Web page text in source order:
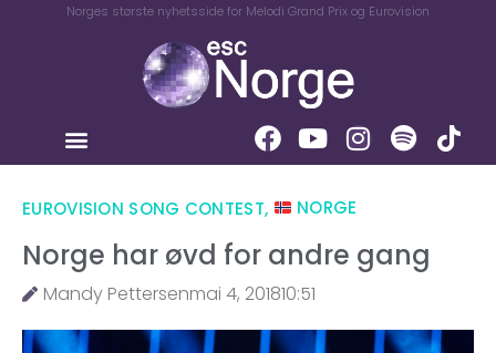
Norges største nyhetsside for Melodi Grand Prix og Eurovision
EUROVISION SONG CONTEST, NORGE
Norge har øvd for andre gang
Mandy Pettersenmai 4, 201810:51